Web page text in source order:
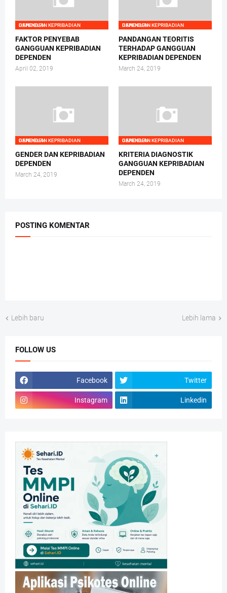
GANGGUAN KEPRIBADIAN DEPENDEN
FAKTOR PENYEBAB
GANGGUAN KEPRIBADIAN
DEPENDEN
April 02, 2019
GANGGUAN KEPRIBADIAN DEPENDEN
PANDANGAN TEORITIS
TERHADAP GANGGUAN
KEPRIBADIAN DEPENDEN
March 24, 2019
GANGGUAN KEPRIBADIAN DEPENDEN
GENDER DAN KEPRIBADIAN
DEPENDEN
March 24, 2019
GANGGUAN KEPRIBADIAN DEPENDEN
KRITERIA DIAGNOSTIK
GANGGUAN KEPRIBADIAN
DEPENDEN
March 24, 2019
POSTING KOMENTAR
Lebih baru Lebih lama
FOLLOW US
Facebook Twitter
Instagram Linkedin